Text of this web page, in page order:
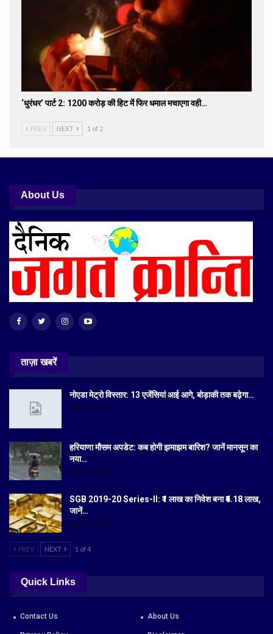
‘धुरंधर’ पार्ट 2: 1200 करोड़ की हिट में फिर धमाल मचाएगा वही…
PREV NEXT 1 of 2
About Us
ताज़ा खबरें
नोएडा मेट्रो विस्तार: 13 एजेंसियां आई आगे, बोड़ाकी तक बढ़ेगा…
Jul 19, 2026
हरियाणा मौसम अपडेट: कब होगी झमाझम बारिश? जानें मानसून का
नया…
Jul 18, 2026
SGB 2019-20 Series-II: ₹1 लाख का निवेश बना ₹4.18 लाख,
जानें…
Jul 16, 2026
PREV NEXT 1 of 4
Quick Links
Contact Us About Us